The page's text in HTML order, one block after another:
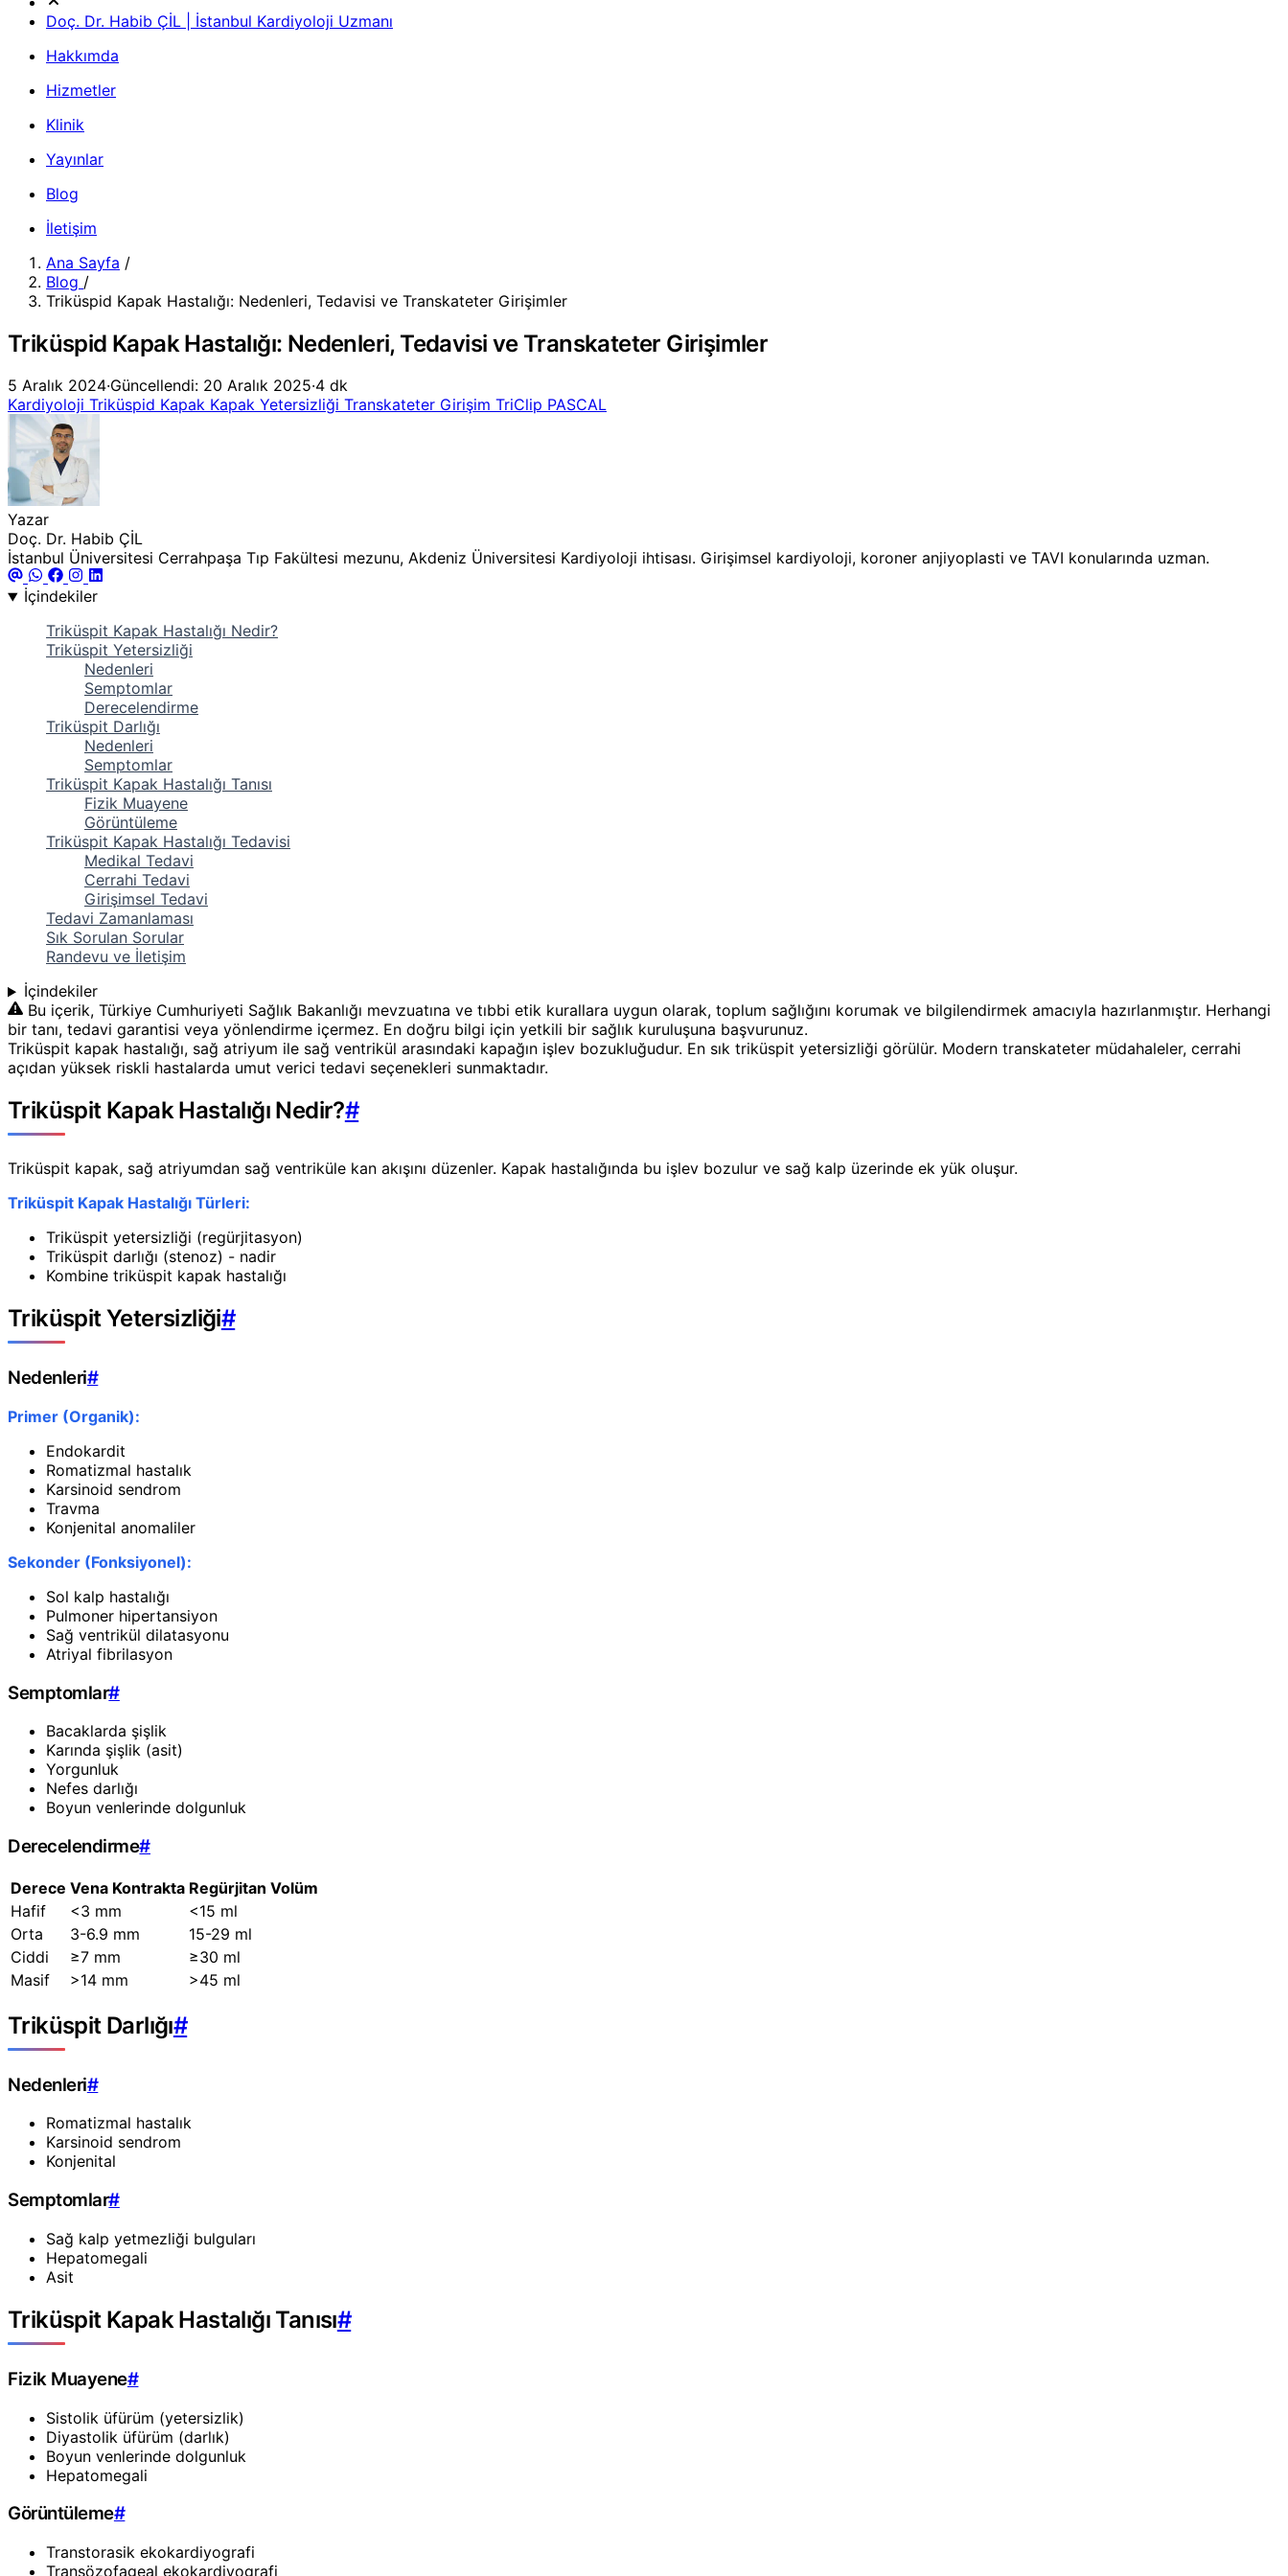
Doç. Dr. Habib ÇİL | İstanbul Kardiyoloji Uzmanı
Hakkımda
Hizmetler
Klinik
Yayınlar
Blog
İletişim
Ana Sayfa /
Blog /
Triküspid Kapak Hastalığı: Nedenleri, Tedavisi ve Transkateter Girişimler
Triküspid Kapak Hastalığı: Nedenleri, Tedavisi ve Transkateter Girişimler
5 Aralık 2024·Güncellendi: 20 Aralık 2025·4 dk
Kardiyoloji Triküspid Kapak Kapak Yetersizliği Transkateter Girişim TriClip PASCAL
Yazar
Doç. Dr. Habib ÇİL
İstanbul Üniversitesi Cerrahpaşa Tıp Fakültesi mezunu, Akdeniz Üniversitesi Kardiyoloji ihtisası. Girişimsel kardiyoloji, koroner anjiyoplasti ve TAVI konularında uzman.
İçindekiler
Triküspit Kapak Hastalığı Nedir?
Triküspit Yetersizliği
Nedenleri
Semptomlar
Derecelendirme
Triküspit Darlığı
Nedenleri
Semptomlar
Triküspit Kapak Hastalığı Tanısı
Fizik Muayene
Görüntüleme
Triküspit Kapak Hastalığı Tedavisi
Medikal Tedavi
Cerrahi Tedavi
Girişimsel Tedavi
Tedavi Zamanlaması
Sık Sorulan Sorular
Randevu ve İletişim
İçindekiler
Bu içerik, Türkiye Cumhuriyeti Sağlık Bakanlığı mevzuatına ve tıbbi etik kurallara uygun olarak, toplum sağlığını korumak ve bilgilendirmek amacıyla hazırlanmıştır. Herhangi
bir tanı, tedavi garantisi veya yönlendirme içermez. En doğru bilgi için yetkili bir sağlık kuruluşuna başvurunuz.
Triküspit kapak hastalığı, sağ atriyum ile sağ ventrikül arasındaki kapağın işlev bozukluğudur. En sık triküspit yetersizliği görülür. Modern transkateter müdahaleler, cerrahi
açıdan yüksek riskli hastalarda umut verici tedavi seçenekleri sunmaktadır.
Triküspit Kapak Hastalığı Nedir?#
Triküspit kapak, sağ atriyumdan sağ ventriküle kan akışını düzenler. Kapak hastalığında bu işlev bozulur ve sağ kalp üzerinde ek yük oluşur.
Triküspit Kapak Hastalığı Türleri:
Triküspit yetersizliği (regürjitasyon)
Triküspit darlığı (stenoz) - nadir
Kombine triküspit kapak hastalığı
Triküspit Yetersizliği#
Nedenleri#
Primer (Organik):
Endokardit
Romatizmal hastalık
Karsinoid sendrom
Travma
Konjenital anomaliler
Sekonder (Fonksiyonel):
Sol kalp hastalığı
Pulmoner hipertansiyon
Sağ ventrikül dilatasyonu
Atriyal fibrilasyon
Semptomlar#
Bacaklarda şişlik
Karında şişlik (asit)
Yorgunluk
Nefes darlığı
Boyun venlerinde dolgunluk
Derecelendirme#
Derece Vena Kontrakta Regürjitan Volüm
Hafif
<3 mm
<15 ml
Orta
3-6.9 mm
15-29 ml
Ciddi
≥7 mm
≥30 ml
Masif
>14 mm >45 ml
Triküspit Darlığı#
Nedenleri#
Romatizmal hastalık
Karsinoid sendrom
Konjenital
Semptomlar#
Sağ kalp yetmezliği bulguları
Hepatomegali
Asit
Triküspit Kapak Hastalığı Tanısı#
Fizik Muayene#
Sistolik üfürüm (yetersizlik)
Diyastolik üfürüm (darlık)
Boyun venlerinde dolgunluk
Hepatomegali
Görüntüleme#
Transtorasik ekokardiyografi
Transözofageal ekokardiyografi